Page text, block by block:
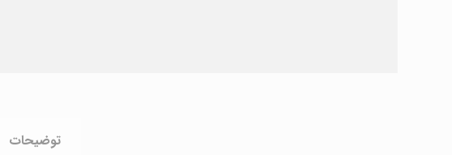
توضیحات